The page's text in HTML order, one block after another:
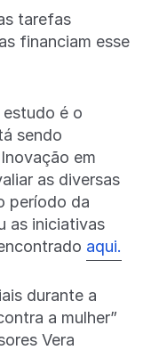
tarefas
financiam esse
estudo é o
sendo
em
as diversas
período da
as iniciativas
aqui.
durante a
a mulher”
Vera